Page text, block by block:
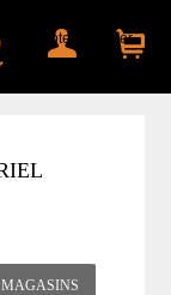
compteMon panier